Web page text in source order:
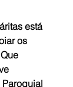
está
os